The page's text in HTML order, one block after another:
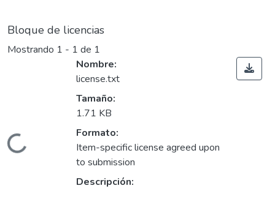
Bloque de licencias
Mostrando 1 - 1 de 1
Cargando...
Nombre:
license.txt
Tamaño:
1.71 KB
Formato:
Item-specific license agreed upon
to submission
Descripción: